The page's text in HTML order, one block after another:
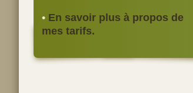
• En savoir plus à propos de
mes tarifs.